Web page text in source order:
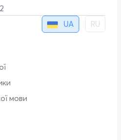
UA RU
мови